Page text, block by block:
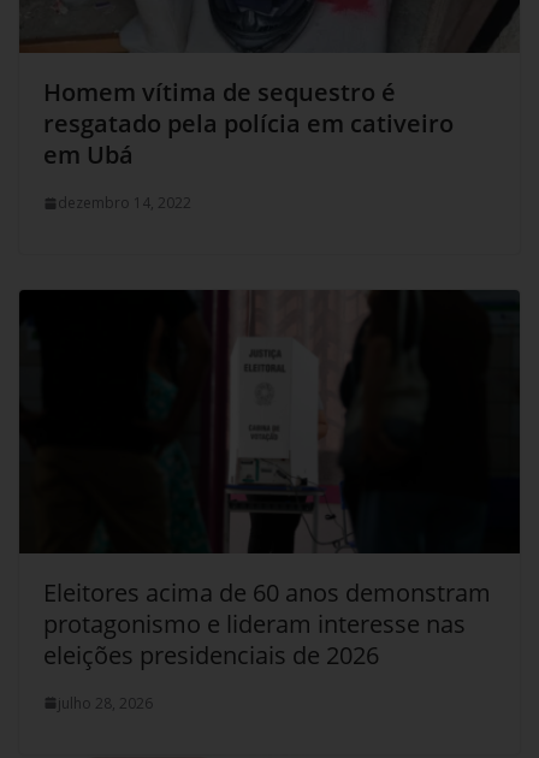
Homem vítima de sequestro é
resgatado pela polícia em cativeiro
em Ubá
dezembro 14, 2022
Eleitores acima de 60 anos demonstram
protagonismo e lideram interesse nas
eleições presidenciais de 2026
julho 28, 2026